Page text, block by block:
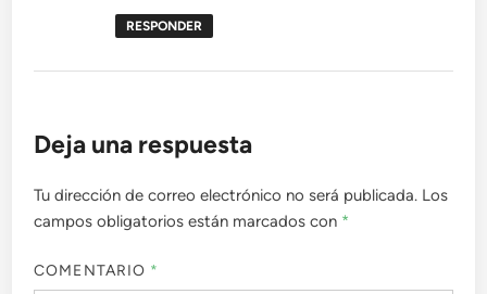
RESPONDER
Deja una respuesta
Tu dirección de correo electrónico no será publicada. Los
campos obligatorios están marcados con *
COMENTARIO *